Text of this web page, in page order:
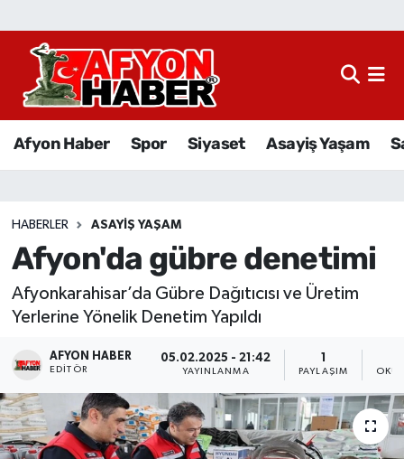
Afyon Haber Spor Siyaset Asayiş Yaşam
HABERLER ASAYIŞ YAŞAM
Afyon'da gübre denetimi
Afyonkarahisar’da Gübre Dağıtıcısı ve Üretim
Yerlerine Yönelik Denetim Yapıldı
AFYON HABER
EDITÖR
05.02.2025 - 21:42
YAYINLANMA PAYLAŞIM
Afyon Haber
Sağlık
Eğitim
Ekonomi
Magazin